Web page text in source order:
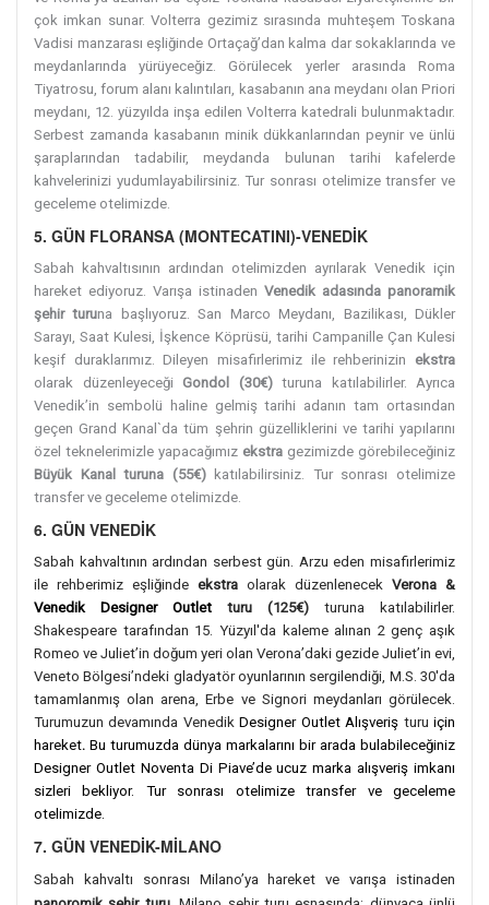
çok imkan sunar. Volterra gezimiz sırasında muhteşem Toskana
Vadisi manzarası eşliğinde Ortaçağ’dan kalma dar sokaklarında ve
meydanlarında yürüyeceğiz. Görülecek yerler arasında Roma
Tiyatrosu, forum alanı kalıntıları, kasabanın ana meydanı olan Priori
meydanı, 12. yüzyılda inşa edilen Volterra katedrali bulunmaktadır.
Serbest zamanda kasabanın minik dükkanlarından peynir ve ünlü
şaraplarından tadabilir, meydanda bulunan tarihi kafelerde
kahvelerinizi yudumlayabilirsiniz. Tur sonrası otelimize transfer ve
geceleme otelimizde.
5. GÜN FLORANSA (MONTECATINI)-VENEDİK
Sabah kahvaltısının ardından otelimizden ayrılarak Venedik için
hareket ediyoruz. Varışa istinaden Venedik adasında panoramik
şehir turuna başlıyoruz. San Marco Meydanı, Bazilikası, Dükler
Sarayı, Saat Kulesi, İşkence Köprüsü, tarihi Campanille Çan Kulesi
keşif duraklarımız. Dileyen misafirlerimiz ile rehberinizin ekstra
olarak düzenleyeceği Gondol (30€)turuna katılabilirler. Ayrıca
Venedik’in sembolü haline gelmiş tarihi adanın tam ortasından
geçen Grand Kanal`da tüm şehrin güzelliklerini ve tarihi yapılarını
özel teknelerimizle yapacağımız ekstra gezimizde görebileceğiniz
Büyük Kanal turuna (55€)katılabilirsiniz. Tur sonrası otelimize
transfer ve geceleme otelimizde.
6. GÜN VENEDİK
Sabah kahvaltının ardından serbest gün. Arzu eden misafirlerimiz
ile rehberimiz eşliğinde ekstra olarak düzenlenecek Verona &
Venedik Designer Outlet turu (125€) turuna katılabilirler.
Shakespeare tarafından 15. Yüzyıl'da kaleme alınan 2 genç aşık
Romeo ve Juliet’in doğum yeri olan Verona’daki gezide Juliet’in evi,
Veneto Bölgesi’ndeki gladyatör oyunlarının sergilendiği, M.S. 30'da
tamamlanmış olan arena, Erbe ve Signori meydanları görülecek.
Turumuzun devamında VenedikDesigner Outlet Alışveriş turuiçin
hareket. Bu turumuzda dünya markalarını bir arada bulabileceğiniz
Designer Outlet Noventa Di Piave’de ucuz marka alışveriş imkanı
sizleri bekliyor. Tur sonrası otelimize transfer ve geceleme
otelimizde.
7. GÜN VENEDİK-MİLANO
Sabah kahvaltı sonrası Milano’ya hareket ve varışa istinaden